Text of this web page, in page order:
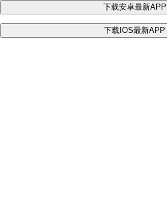
下载安卓最新APP
下载IOS最新APP